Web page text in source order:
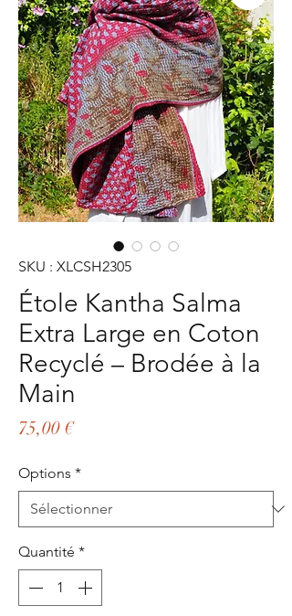
SKU : XLCSH2305
Étole Kantha Salma
Extra Large en Coton
Recyclé – Brodée à la
Main
75,00 €Prix
Options *
Quantité *